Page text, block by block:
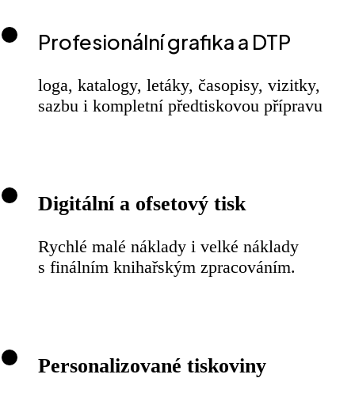
Profesionální grafika a DTP
loga, katalogy, letáky, časopisy, vizitky,
sazbu i kompletní předtiskovou přípravu
Digitální a ofsetový tisk
Rychlé malé náklady i velké náklady
s finálním knihařským zpracováním.
Personalizované tiskoviny